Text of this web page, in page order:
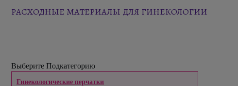
РАСХОДНЫЕ МАТЕРИАЛЫ ДЛЯ ГИНЕКОЛОГИИ
Выберите Подкатегорию
Гинекологические перчатки